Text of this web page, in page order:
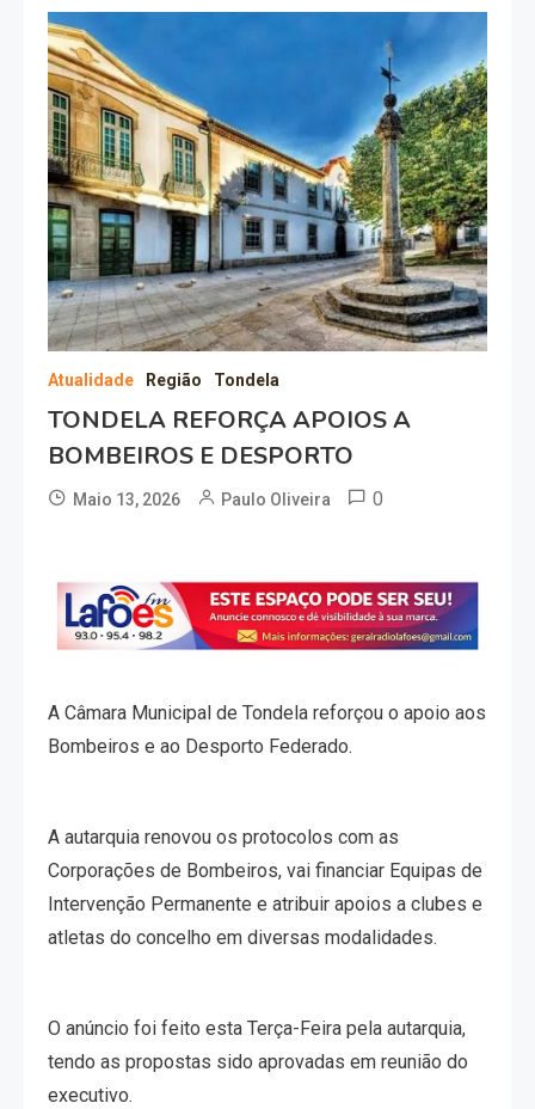
Atualidade Região Tondela
TONDELA REFORÇA APOIOS A
BOMBEIROS E DESPORTO
Maio 13, 2026 Paulo Oliveira 0
A Câmara Municipal de Tondela reforçou o apoio aos
Bombeiros e ao Desporto Federado.
A autarquia renovou os protocolos com as
Corporações de Bombeiros, vai financiar Equipas de
Intervenção Permanente e atribuir apoios a clubes e
atletas do concelho em diversas modalidades.
O anúncio foi feito esta Terça-Feira pela autarquia,
tendo as propostas sido aprovadas em reunião do
executivo.